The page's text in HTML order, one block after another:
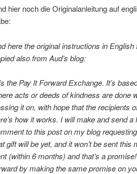
hier noch die Originalanleitung auf
here the original instructions in
also from Aud’s blog:
the Pay It Forward Exchange. It’s
acts or deeds of kindness are done
it on, with hope that the recipients
how it works. I will make and send
to this post on my blog
gift will be yet, and it won’t be sent
(within 6 months) and that’s a
by making the same promise on